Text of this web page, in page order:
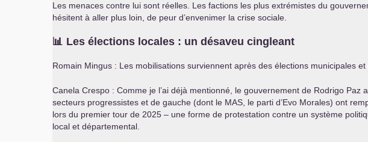
Les menaces contre lui sont réelles. Les factions les plus extrémistes du
hésitent à aller plus loin, de peur d’envenimer la crise sociale.
📊 Les élections locales : un désaveu cingleant
Romain Mingus : Les mobilisations surviennent après des élections municipales
Canela Crespo : Comme je l’ai déjà mentionné, le gouvernement de Rodrigo
secteurs progressistes et de gauche (dont le MAS , le parti d’Evo Morales) ont
lors du premier tour de 2025 – une forme de protestation contre un système
local et départemental.